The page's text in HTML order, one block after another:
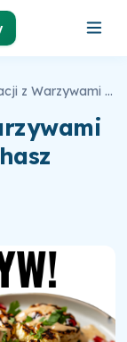
10 Lekkich Kolacji z Warzywami - Przepisy, Które Pokochasz